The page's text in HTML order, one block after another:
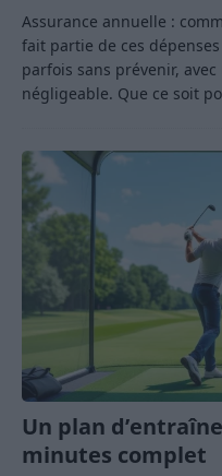
Assurance annuelle :
fait partie de ces
parfois sans prévenir,
négligeable. Que ce soit
Un plan
minutes complet